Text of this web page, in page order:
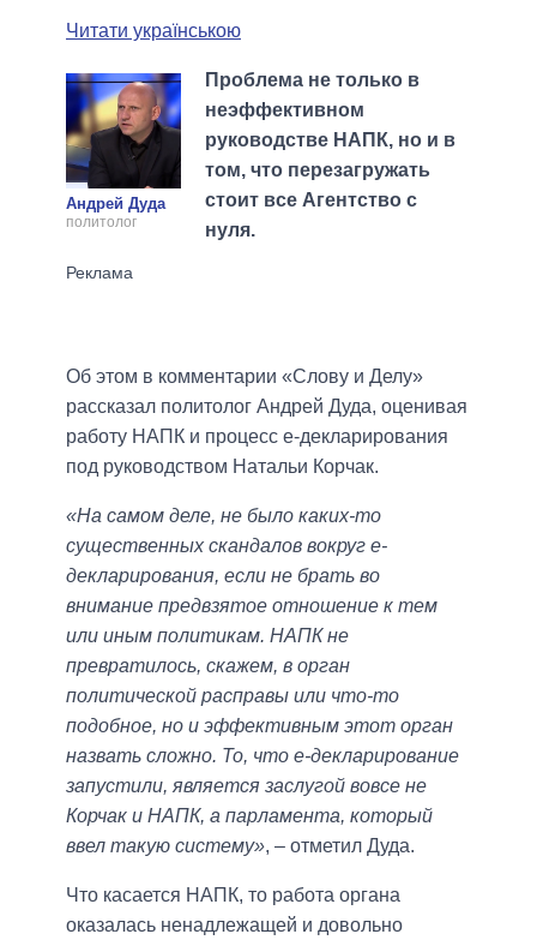
МЭРЫ
ВСЕ ПЕРСОНЫ
СРАВНЕНИЕ ПОЛИТИКОВ
Читати українською
Андрей Дуда
политолог
Проблема не только в
неэффективном
руководстве НАПК, но и в
том, что перезагружать
стоит все Агентство с
нуля.
Об этом в комментарии «Слову и Делу»
рассказал политолог Андрей Дуда, оценивая
работу НАПК и процесс е-декларирования
под руководством Натальи Корчак.
«На самом деле, не было каких-то
существенных скандалов вокруг е-
декларирования, если не брать во
внимание предвзятое отношение к тем
или иным политикам. НАПК не
превратилось, скажем, в орган
политической расправы или что-то
подобное, но и эффективным этот орган
назвать сложно. То, что е-декларирование
запустили, является заслугой вовсе не
Корчак и НАПК, а парламента, который
ввел такую систему», – отметил Дуда.
Что касается НАПК, то работа органа
оказалась ненадлежащей и довольно